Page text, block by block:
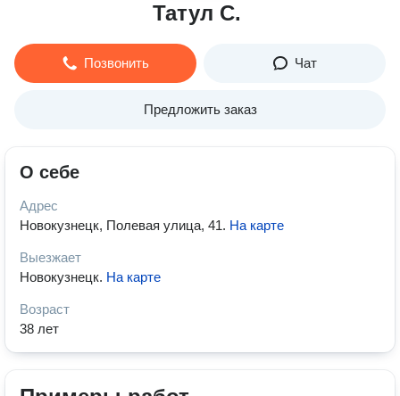
Татул С.
Позвонить Чат
Предложить заказ
О себе
Адрес
Новокузнецк, Полевая улица, 41. На карте
Выезжает
Новокузнецк. На карте
Возраст
38 лет